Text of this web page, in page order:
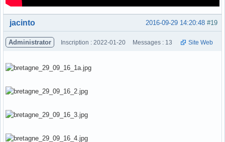
Hors ligne #19
2016-09-29 14:20:48
jacinto
Administrator Inscription : 2022-01-20 Messages : 13 Site Web